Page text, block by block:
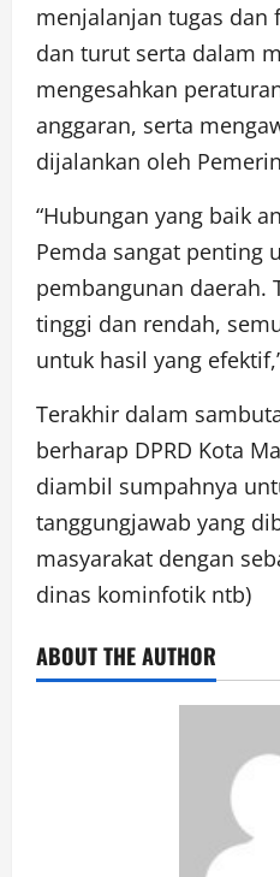
menjalanjan tugas dan
dan turut serta dalam
mengesahkan
anggaran, serta
dijalankan oleh
“Hubungan yang baik
Pemda sangat penting
pembangunan daerah.
tinggi dan rendah,
untuk hasil yang
Terakhir dalam
berharap DPRD Kota
diambil sumpahnya
tanggungjawab yang
masyarakat dengan
dinas kominfotik ntb)
ABOUT THE AUTHOR